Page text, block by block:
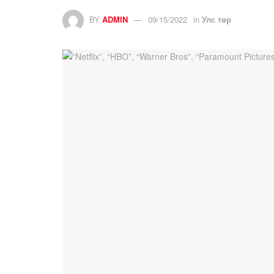
BY ADMIN 09/15/2022 in Улс төр